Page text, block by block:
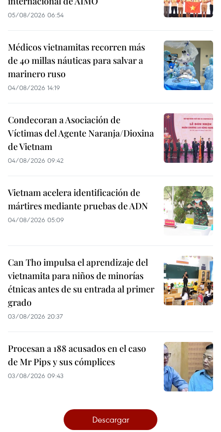
05/08/2026 06:54
Médicos vietnamitas recorren más
de 40 millas náuticas para salvar a
marinero ruso
04/08/2026 14:19
Condecoran a Asociación de
Víctimas del Agente Naranja/Dioxina
de Vietnam
04/08/2026 09:42
Vietnam acelera identificación de
mártires mediante pruebas de ADN
04/08/2026 05:09
Can Tho impulsa el aprendizaje del
vietnamita para niños de minorías
étnicas antes de su entrada al primer
grado
03/08/2026 20:37
Procesan a 188 acusados en el caso
de Mr Pips y sus cómplices
03/08/2026 09:43
Descargar